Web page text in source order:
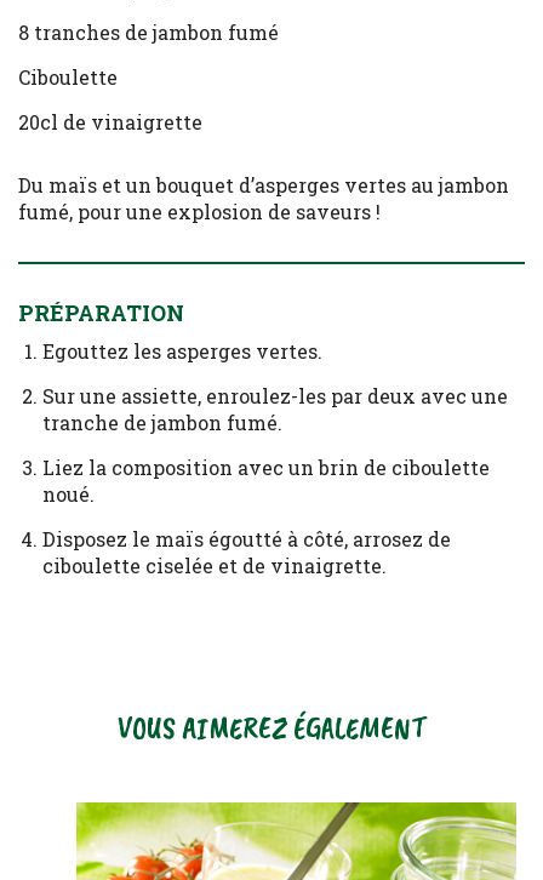
8 tranches de jambon fumé
Ciboulette
20cl de vinaigrette
Du maïs et un bouquet d’asperges vertes au jambon
fumé, pour une explosion de saveurs !
PRÉPARATION
Egouttez les asperges vertes.
Sur une assiette, enroulez-les par deux avec une
tranche de jambon fumé.
Liez la composition avec un brin de ciboulette
noué.
Disposez le maïs égoutté à côté, arrosez de
ciboulette ciselée et de vinaigrette.
VOUS AIMEREZ ÉGALEMENT